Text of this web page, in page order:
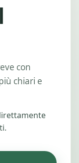
con
chiari e